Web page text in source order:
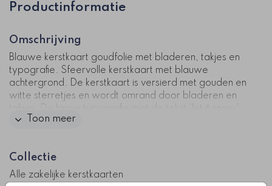
Productinformatie
Omschrijving
Blauwe kerstkaart goudfolie met bladeren, takjes en
typografie. Sfeervolle kerstkaart met blauwe
achtergrond. De kerstkaart is versierd met gouden en
witte sterretjes en wordt omrand door bladeren en
geeft de kaart een trendy uitstraling. Extra speciaal,
Kaartcode: FD-ZK-0513-2
Toon meer
Collectie
Alle zakelijke kerstkaarten